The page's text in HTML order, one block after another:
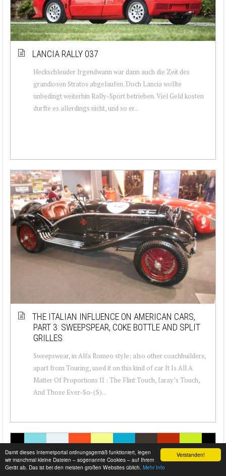
Verstanden!
Damit dieses Internetportal ordnungsgemäß funktioniert, legen
wir manchmal kleine Dateien – sogenannte Cookies – auf Ihrem
Gerät ab. Das ist bei den meisten großen Websites üblich. Mehr Info
LANCIA RALLY 037
Heckschleuder Irgendwann war dann auch die Zeit des
grandiosen Stratos abgelaufen. Doch Lancia wollte
unbedingt weiterhin Rally-Sport betrieben. Viel Geld kosten
durfte es allerdings nicht, und so er...
THE ITALIAN INFLUENCE ON AMERICAN CARS,
PART 3: SWEEPSPEAR, COKE BOTTLE AND SPLIT
GRILLES
Sweepswear, in Alfa Romeo style; also other coachbuilders,
apart from Touring, used it on this kind of car It Is All A
Matter Of Proportions II : The Flint Touch, Jaray’s Touch,
And Those Ever-So-(S)...